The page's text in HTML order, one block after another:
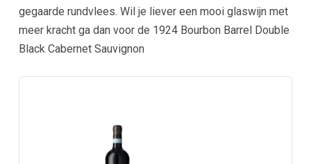
gegaarde rundvlees. Wil je liever een mooi glaswijn met
meer kracht ga dan voor de 1924 Bourbon Barrel Double
Black Cabernet Sauvignon